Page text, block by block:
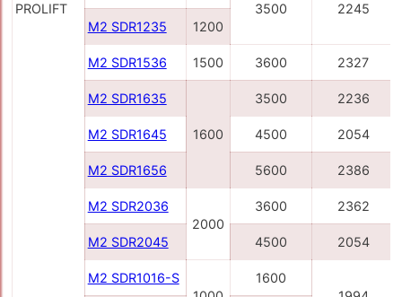
PROLIFT
3500
2245
M2 SDR1235
1200
M2 SDR1536 1500 3600 2327
M2 SDR1635
1600
3500 2236
M2 SDR1645 4500 2054
M2 SDR1656 5600 2386
M2 SDR2036
2000
3600 2362
M2 SDR2045 4500 2054
M2 SDR1016-S
1600